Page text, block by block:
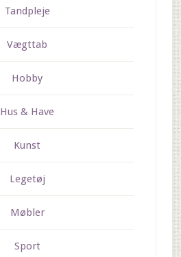
Tandpleje
Vægttab
Hobby
Hus & Have
Kunst
Legetøj
Møbler
Sport